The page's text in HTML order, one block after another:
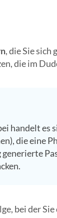
, die Sie sich
die im
handelt es
die eine
generierte
bei der